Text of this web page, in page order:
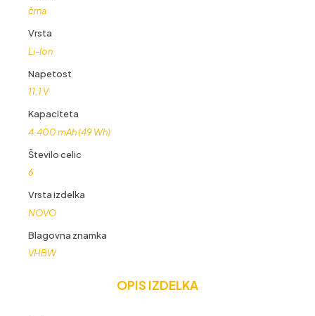
črna
Vrsta
Li-Ion
Napetost
11,1 V
Kapaciteta
4.400 mAh (49 Wh)
Število celic
6
Vrsta izdelka
NOVO
Blagovna znamka
VHBW
OPIS IZDELKA